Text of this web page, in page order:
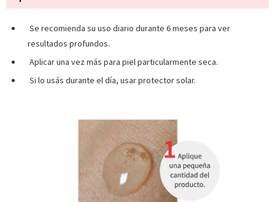
Se recomienda su uso diario durante 6 meses para ver
resultados profundos.
Aplicar una vez más para piel particularmente seca.
Si lo usás durante el día, usar protector solar.